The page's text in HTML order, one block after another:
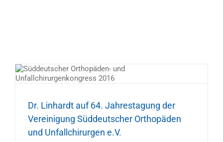
Dr. Linhardt auf 64. Jahrestagung der
Vereinigung Süddeutscher Orthopäden
und Unfallchirurgen e.V.